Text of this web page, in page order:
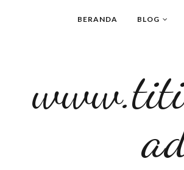
BERANDA BLOG